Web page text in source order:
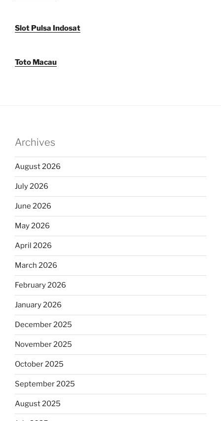
Slot Pulsa Indosat
Toto Macau
Archives
August 2026
July 2026
June 2026
May 2026
April 2026
March 2026
February 2026
January 2026
December 2025
November 2025
October 2025
September 2025
August 2025